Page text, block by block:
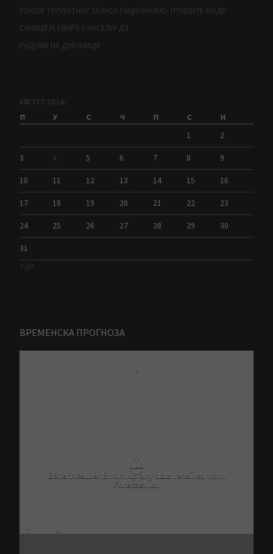
ТОКОМ ТОПЛОТНОГ ТАЛАСА РАЦИОНАЛНО ТРОШИТЕ ВОДУ
САНАЦИЈА КВАРА У НАСЕЉУ Д3
РАДОВИ НА ДУВАНИЦИ
АВГУСТ 2026.
П У С Ч П С Н
1 2
3 4 5 6 7 8 9
10 11 12 13 14 15 16
17 18 19 20 21 22 23
24 25 26 27 28 29 30
31
« јул
ВРЕМЕНСКА ПРОГНОЗА
-
⚠
BetterWeather Error: No any data received from
Forecast.io!.